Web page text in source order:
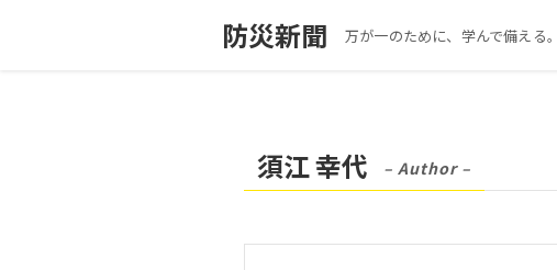
防災新聞 万が一のために、学んで備える。
須江 幸代 – Author –